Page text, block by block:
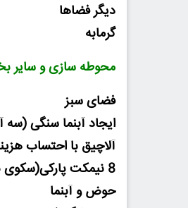
دیگر فضاها
گرمابه
محوطه سازی و
فضای سبز
ایجاد آبنما سنگی (سه
آلاچیق با احتساب هزینه خرید و
8 نیمکت پارکی(سکوی نشیمن )
حوض و آبنما